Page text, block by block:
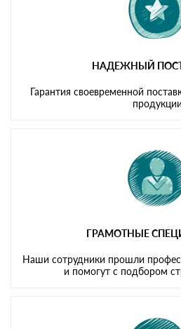
НАДЕЖНЫЙ
Гарантия своевременной
продукции
ГРАМОТНЫЕ
Наши сотрудники прошли
и помогут с подбором